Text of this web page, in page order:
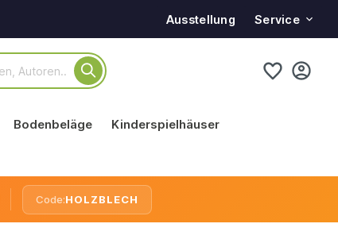
Ausstellung Service
Bodenbeläge Kinderspielhäuser
Code:HOLZBLECH